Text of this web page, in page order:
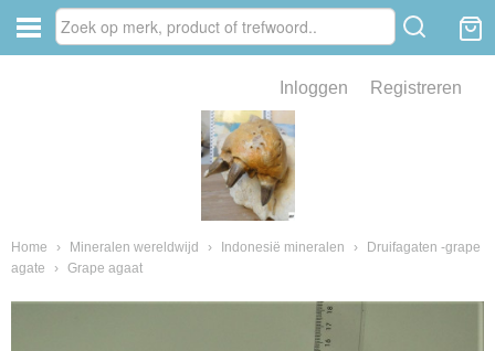
Inloggen Registreren
Home › Mineralen wereldwijd › Indonesië mineralen ›
Druifagaten -grape
agate
› Grape agaat
van fossielen en mineralen